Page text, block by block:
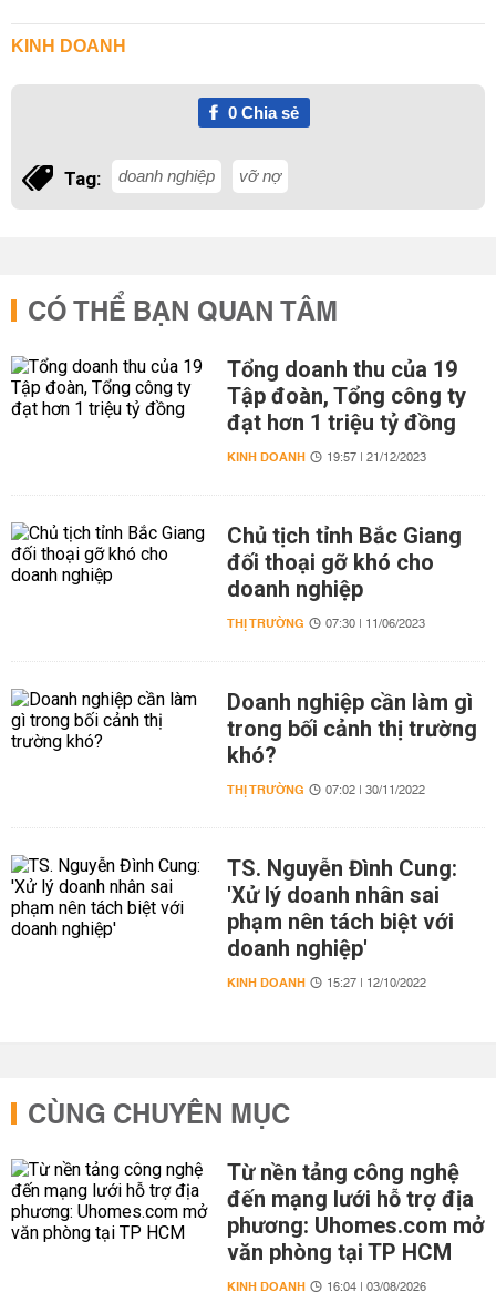
KINH DOANH
0Chia sẻ
Tag: doanh nghiệp vỡ nợ
CÓ THỂ BẠN QUAN TÂM
Tổng doanh thu của 19
Tập đoàn, Tổng công ty
đạt hơn 1 triệu tỷ đồng
KINH DOANH 19:57 | 21/12/2023
Chủ tịch tỉnh Bắc Giang
đối thoại gỡ khó cho
doanh nghiệp
THỊ TRƯỜNG 07:30 | 11/06/2023
Doanh nghiệp cần làm gì
trong bối cảnh thị trường
khó?
THỊ TRƯỜNG 07:02 | 30/11/2022
TS. Nguyễn Đình Cung:
'Xử lý doanh nhân sai
phạm nên tách biệt với
doanh nghiệp'
KINH DOANH 15:27 | 12/10/2022
CÙNG CHUYÊN MỤC
Từ nền tảng công nghệ
đến mạng lưới hỗ trợ địa
phương: Uhomes.com mở
văn phòng tại TP HCM
KINH DOANH 16:04 | 03/08/2026